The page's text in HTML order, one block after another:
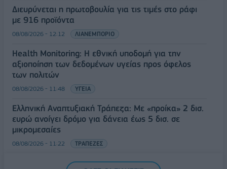
Διευρύνεται η πρωτοβουλία για τις τιμές στο ράφι
με 916 προϊόντα
08/08/2026 - 12:12 ΛΙΑΝΕΜΠΟΡΙΟ
Health Monitoring: Η εθνική υποδομή για την
αξιοποίηση των δεδομένων υγείας προς όφελος
των πολιτών
08/08/2026 - 11:48 ΥΓΕΙΑ
Ελληνική Αναπτυξιακή Τράπεζα: Με «προίκα» 2 δισ.
ευρώ ανοίγει δρόμο για δάνεια έως 5 δισ. σε
μικρομεσαίες
08/08/2026 - 11:22 ΤΡΑΠΕΖΕΣ
5G παντού, 6G στον ορίζοντα: Πού βρίσκεται η